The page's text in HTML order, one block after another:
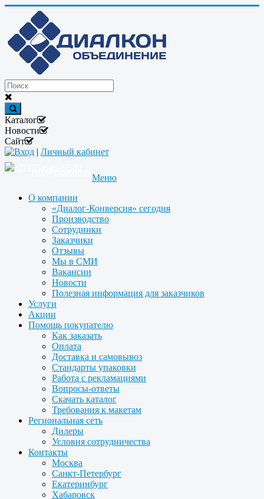
Каталог
Новости
Сайт
Вход | Личный кабинет
Меню
О компании
«Диалог-Конверсия» сегодня
Производство
Сотрудники
Заказчики
Отзывы
Мы в СМИ
Вакансии
Новости
Полезная информация для заказчиков
Услуги
Акции
Помощь покупателю
Как заказать
Оплата
Доставка и самовывоз
Стандарты упаковки
Работа с рекламациями
Вопросы-ответы
Скачать каталог
Требования к макетам
Региональная сеть
Дилеры
Условия сотрудничества
Контакты
Москва
Санкт-Петербург
Екатеринбург
Хабаровск